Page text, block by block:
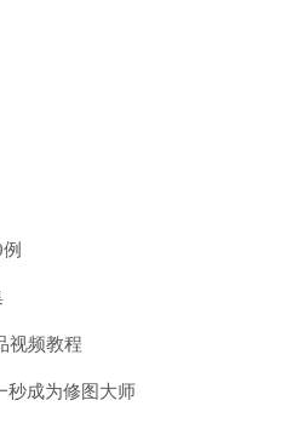
视频教程
秒成为修图大师